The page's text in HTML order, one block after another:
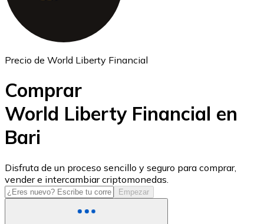
USD Coin
USDC
Precio de World Liberty Financial
Comprar
World Liberty Financial en
Bari
Disfruta de un proceso sencillo y seguro para comprar,
vender e intercambiar criptomonedas.
Empezar